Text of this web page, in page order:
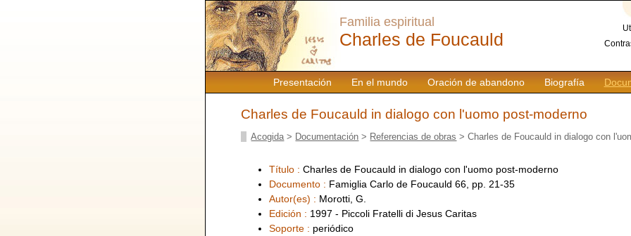
Presentación En el mundo Oración de abandono Biografía
Familia espiritual
Charles de Foucauld
Charles de Foucauld in dialogo con l'uomo post-moderno
Acogida > Documentación > Referencias de obras > Charles de Foucauld in dialogo con
Título : Charles de Foucauld in dialogo con l'uomo post-moderno
Documento : Famiglia Carlo de Foucauld 66, pp. 21-35
Autor(es) : Morotti, G.
Edición : 1997 - Piccoli Fratelli di Jesus Caritas
Soporte : periódico